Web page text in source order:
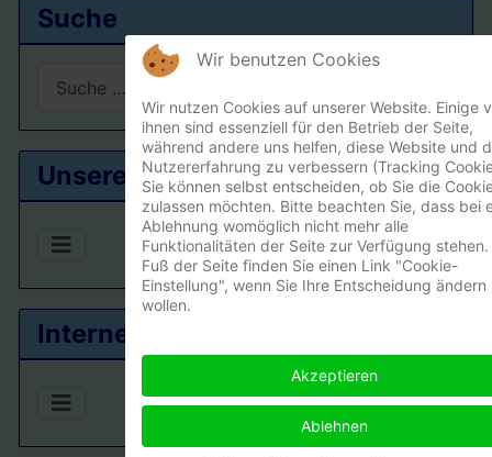
Suche
Type 2 or more characters for results.
Unsere Ortsgruppe
Interner Bereich
Wir benutzen Cookies
Wir nutzen Cookies auf unserer Website. Einige
ihnen sind essenziell für den Betrieb der Seite,
während andere uns helfen, diese Website und
Nutzererfahrung zu verbessern (Tracking
Sie können selbst entscheiden, ob Sie die
zulassen möchten. Bitte beachten Sie, dass bei
Ablehnung womöglich nicht mehr alle
Funktionalitäten der Seite zur Verfügung stehen.
Fuß der Seite finden Sie einen Link "Cookie-
Einstellung", wenn Sie Ihre Entscheidung ändern
wollen.
Akzeptieren
Ablehnen